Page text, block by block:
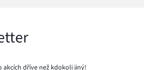
akcích dříve než kdokoli jiný!